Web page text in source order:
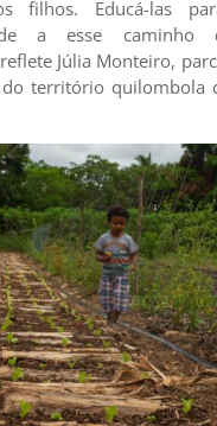
filhos. Educá-las
a esse caminho
Júlia Monteiro,
território quilombola